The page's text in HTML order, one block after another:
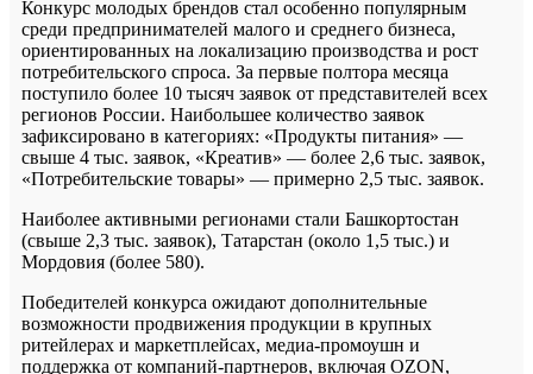
Конкурс молодых брендов стал особенно популярным
среди предпринимателей малого и среднего бизнеса,
ориентированных на локализацию производства и рост
потребительского спроса. За первые полтора месяца
поступило более 10 тысяч заявок от представителей всех
регионов России. Наибольшее количество заявок
зафиксировано в категориях: «Продукты питания» —
свыше 4 тыс. заявок, «Креатив» — более 2,6 тыс. заявок,
«Потребительские товары» — примерно 2,5 тыс. заявок.
Наиболее активными регионами стали Башкортостан
(свыше 2,3 тыс. заявок), Татарстан (около 1,5 тыс.) и
Мордовия (более 580).
Победителей конкурса ожидают дополнительные
возможности продвижения продукции в крупных
ритейлерах и маркетплейсах, медиа-промоушн и
поддержка от компаний-партнеров, включая OZON,